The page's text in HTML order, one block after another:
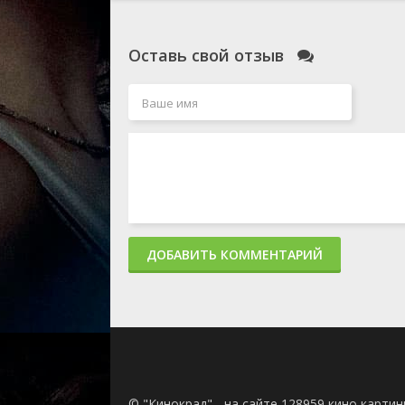
Оставь свой отзыв
ДОБАВИТЬ КОММЕНТАРИЙ